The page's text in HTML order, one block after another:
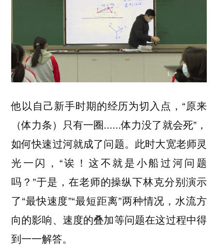
他以自己新手时期的经历为切入点，“原来
（体力条）只有一圈......体力没了就会死”，
如何快速过河就成了问题。此时大宽老师灵
光一闪，“诶！这不就是小船过河问题
吗？”于是，在老师的操纵下林克分别演示
了“最快速度”“最短距离”两种情况，水流方
向的影响、速度的叠加等问题在这过程中得
到一一解答。